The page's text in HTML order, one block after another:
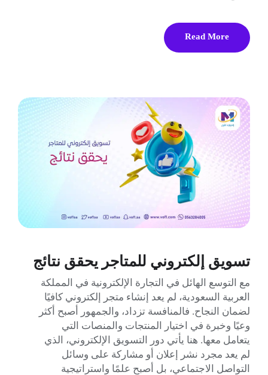
Read More
تسويق إلكتروني للمتاجر يحقق نتائج
مع التوسع الهائل في التجارة الإلكترونية في المملكة
العربية السعودية، لم يعد إنشاء متجر إلكتروني كافيًا
لضمان النجاح. فالمنافسة تزداد، والجمهور أصبح أكثر
وعيًا وخبرة في اختيار المنتجات والمنصات التي
يتعامل معها. هنا يأتي دور التسويق الإلكتروني، الذي
لم يعد مجرد نشر إعلان أو مشاركة على وسائل
التواصل الاجتماعي، بل أصبح علمًا واستراتيجية